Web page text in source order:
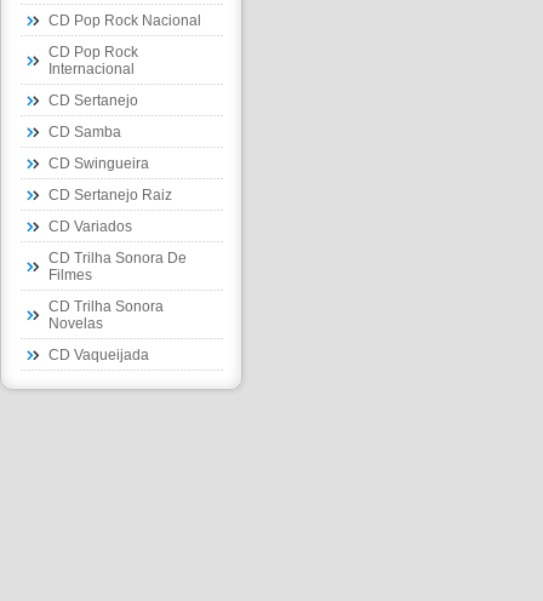
CD Pop Rock Nacional
CD Pop Rock
Internacional
CD Sertanejo
CD Samba
CD Swingueira
CD Sertanejo Raiz
CD Variados
CD Trilha Sonora De
Filmes
CD Trilha Sonora
Novelas
CD Vaqueijada